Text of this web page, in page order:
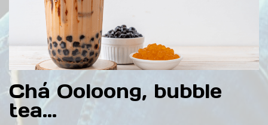
Chá Ooloong, bubble
tea...